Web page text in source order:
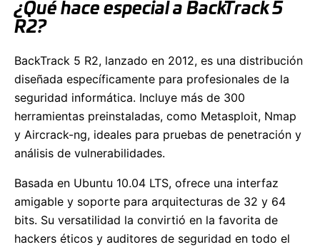
¿Qué hace especial a BackTrack 5
R2?
BackTrack 5 R2, lanzado en 2012, es una distribución
diseñada específicamente para profesionales de la
seguridad informática. Incluye más de 300
herramientas preinstaladas, como Metasploit, Nmap
y Aircrack-ng, ideales para pruebas de penetración y
análisis de vulnerabilidades.
Basada en Ubuntu 10.04 LTS, ofrece una interfaz
amigable y soporte para arquitecturas de 32 y 64
bits. Su versatilidad la convirtió en la favorita de
hackers éticos y auditores de seguridad en todo el